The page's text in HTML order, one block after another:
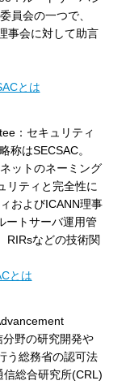
員会の一つで、
事会に対して助言
とは
：セキュリティ
称はSECSAC。
ットのネーミング
リティと完全性に
およびICANN理事
ートサーバ運用管
RIRsなどの技術関
とは
野の研究開発や
う総務省の認可法
総合研究所(CRL)